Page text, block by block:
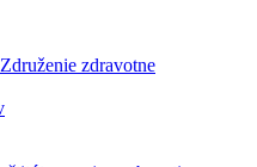
zdravotne